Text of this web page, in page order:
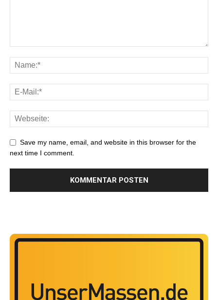
Save my name, email, and website in this browser for the
next time I comment.